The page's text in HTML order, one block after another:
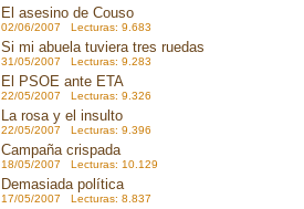
El asesino de Couso
02/06/2007 Lecturas: 9.683
Si mi abuela tuviera tres ruedas
31/05/2007 Lecturas: 9.283
El PSOE ante ETA
22/05/2007 Lecturas: 9.326
La rosa y el insulto
22/05/2007 Lecturas: 9.396
Campaña crispada
18/05/2007 Lecturas: 10.129
Demasiada política
17/05/2007 Lecturas: 8.837